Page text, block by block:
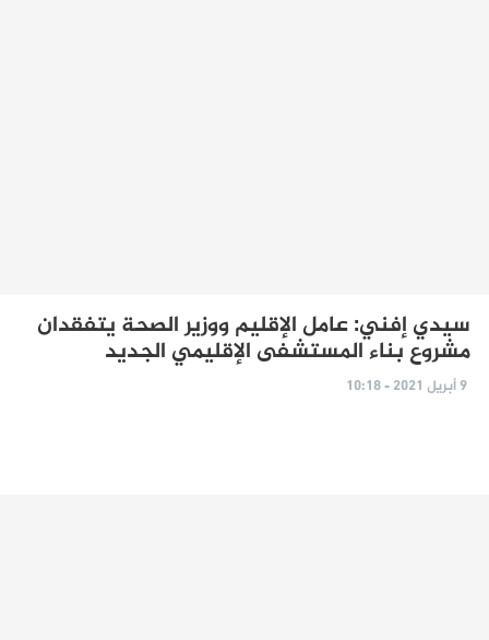
سيدي إفني: عامل الإقليم ووزير الصحة يتفقدان
مشروع بناء المستشفى الإقليمي الجديد
9 أبريل 2021 - 10:18